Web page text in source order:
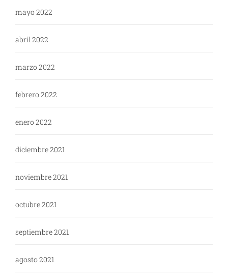
mayo 2022
abril 2022
marzo 2022
febrero 2022
enero 2022
diciembre 2021
noviembre 2021
octubre 2021
septiembre 2021
agosto 2021